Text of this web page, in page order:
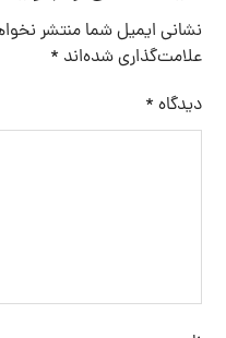
نشانی ایمیل شما منتشر
علامت‌گذاری شده‌اند *
دیدگاه *